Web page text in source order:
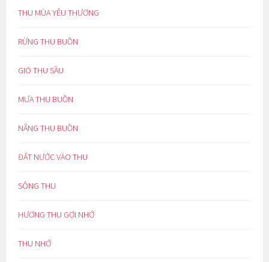
THU MÙA YÊU THƯƠNG
RỪNG THU BUỒN
GIÓ THU SẦU
MƯA THU BUỒN
NẮNG THU BUỒN
ĐẤT NƯỚC VÀO THU
SÔNG THU
HƯƠNG THU GỢI NHỚ
THU NHỚ